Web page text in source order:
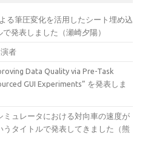
る筆圧変化を活用したシート埋め込
発表しました（瀬崎夕陽）
者
Data Quality via Pre-Task
GUI Experiments” を発表しま
ミュレータにおける対向車の速度が
タイトルで発表してきました（熊